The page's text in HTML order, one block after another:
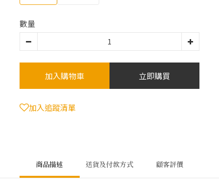
數量
加入購物車 立即購買
加入追蹤清單
商品描述 送貨及付款方式 顧客評價